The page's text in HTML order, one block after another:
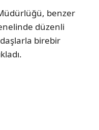
benzer
düzenli
birebir